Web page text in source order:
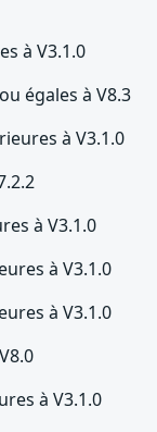
à V3.1.0
égales à V8.3
à V3.1.0
à V3.1.0
à V3.1.0
à V3.1.0
à V3.1.0